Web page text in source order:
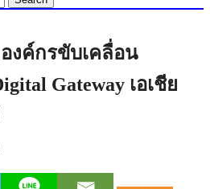
องค์กรขับเคลื่อน
Gateway เอเชีย